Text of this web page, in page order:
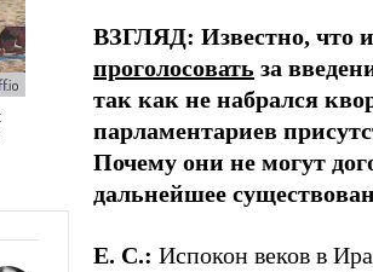
ВЗГЛЯД: Известно, что
проголосовать за
так как не набрался
парламентариев
Почему они не могут
дальнейшее
Е. С.: Испокон веков в